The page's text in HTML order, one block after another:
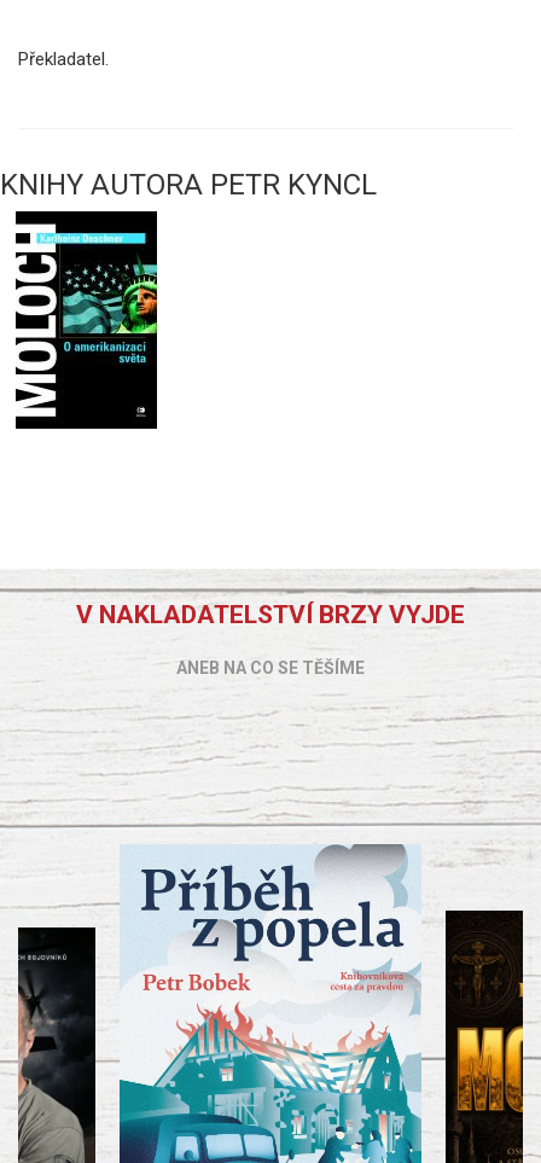
Překladatel.
KNIHY AUTORA PETR KYNCL
V NAKLADATELSTVÍ BRZY VYJDE
ANEB NA CO SE TĚŠÍME